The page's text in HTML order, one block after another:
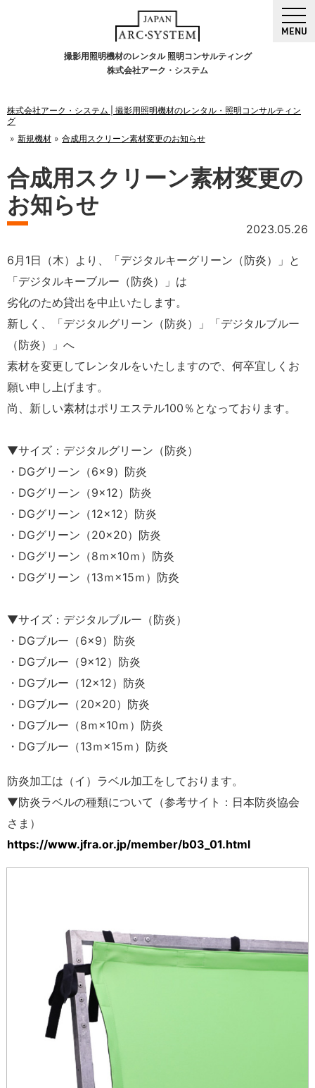
撮影用照明機材のレンタル 照明コンサルティング
株式会社アーク・システム
MENU
株式会社アーク・システム | 撮影用照明機材のレンタル・照明コンサルティン
グ
新規機材
合成用スクリーン素材変更のお知らせ
合成用スクリーン素材変更の
お知らせ
2023.05.26
6月1日（木）より、「デジタルキーグリーン（防炎）」と
「デジタルキーブルー（防炎）」は
劣化のため貸出を中止いたします。
新しく、「デジタルグリーン（防炎）」「デジタルブルー
（防炎）」へ
素材を変更してレンタルをいたしますので、何卒宜しくお
願い申し上げます。
尚、新しい素材はポリエステル100％となっております。
▼サイズ：デジタルグリーン（防炎）
・DGグリーン（6×9）防炎
・DGグリーン（9×12）防炎
・DGグリーン（12×12）防炎
・DGグリーン（20×20）防炎
・DGグリーン（8ｍ×10ｍ）防炎
・DGグリーン（13ｍ×15ｍ）防炎
▼サイズ：デジタルブルー（防炎）
・DGブルー（6×9）防炎
・DGブルー（9×12）防炎
・DGブルー（12×12）防炎
・DGブルー（20×20）防炎
・DGブルー（8ｍ×10ｍ）防炎
・DGブルー（13ｍ×15ｍ）防炎
防炎加工は（イ）ラベル加工をしております。
▼防炎ラベルの種類について（参考サイト：日本防炎協会
さま）
https://www.jfra.or.jp/member/b03_01.html